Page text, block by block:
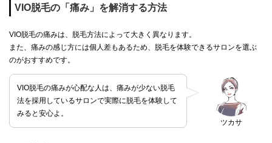
VIO脱毛の「痛み」を解消する方法
VIO脱毛の痛みは、脱毛方法によって大きく異なります。
また、痛みの感じ方には個人差もあるため、脱毛を体験できるサロンを選ぶ
のがおすすめです。
ツカサ
VIO脱毛の痛みが心配な人は、痛みが少ない脱毛
法を採用しているサロンで実際に脱毛を体験して
みると安心よ。